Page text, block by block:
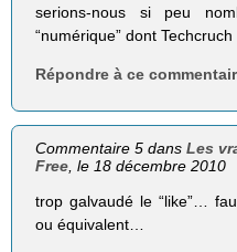
serions-nous si peu
“numérique” dont
Répondre à ce
Commentaire 5 dansLes
Free, le 18 décembre 2010
trop galvaudé le “like”…
ou équivalent…